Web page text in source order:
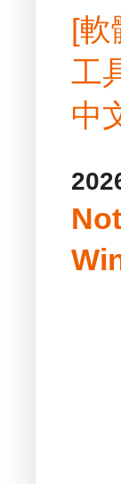
[軟
工
中